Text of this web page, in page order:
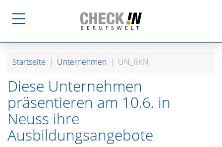
Startseite Unternehmen UN_RKN
Diese Unternehmen
präsentieren am 10.6. in
Neuss ihre
Ausbildungsangebote